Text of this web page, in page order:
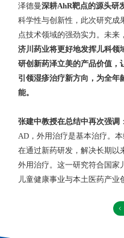
泽德曼深耕AhR靶点的源头研
科学性与创新性，此次研究成
点技术领域的强劲实力。未来
济川药业将更好地发挥儿科领
研创新药泽立美的产品价值，
引领湿疹治疗新方向，为全年
能。
张建中教授在总结中再次强调
AD，外用治疗是基本治疗。
在通过新药研发，解决长期以
外用治疗。这一研究符合国家
儿童健康事业与本土医药产业